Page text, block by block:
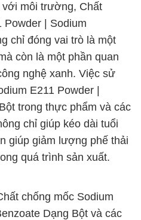
với môi trường, Chất
Powder | Sodium
chỉ đóng vai trò là một
còn là một phần quan
nghệ xanh. Việc sử
E211 Powder |
trong thực phẩm và các
chỉ giúp kéo dài tuổi
giúp giảm lượng phế thải
quá trình sản xuất.
chống mốc Sodium
Dạng Bột và các